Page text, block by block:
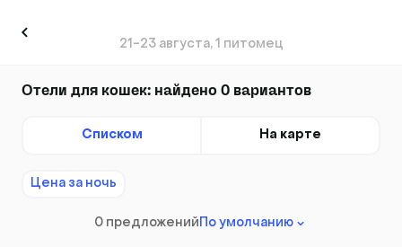
21-23 августа, 1 питомец
Отели для кошек: найдено 0 вариантов
Списком На карте
Цена за ночь
0 предложений По умолчанию